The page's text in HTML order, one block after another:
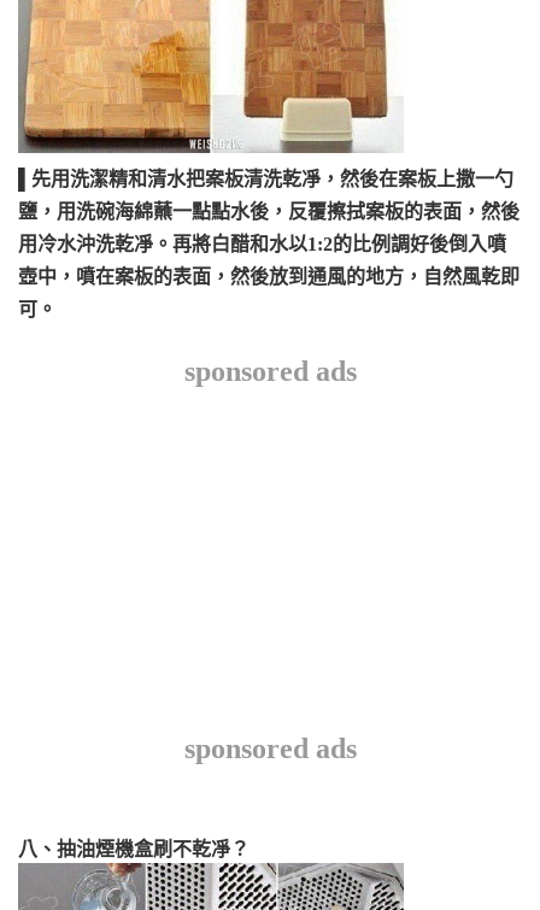
▌先用洗潔精和清水把案板清洗乾凈，然後在案板上撒一勺
鹽，用洗碗海綿蘸一點點水後，反覆擦拭案板的表面，然後
用冷水沖洗乾凈。再將白醋和水以1:2的比例調好後倒入噴
壺中，噴在案板的表面，然後放到通風的地方，自然風乾即
可。
sponsored ads
sponsored ads
八、抽油煙機盒刷不乾凈？